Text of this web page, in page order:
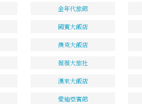
金年代旅館
國賓大飯店
澳克大飯店
薇薇大旅社
漢來大飯店
愛迪亞賓館